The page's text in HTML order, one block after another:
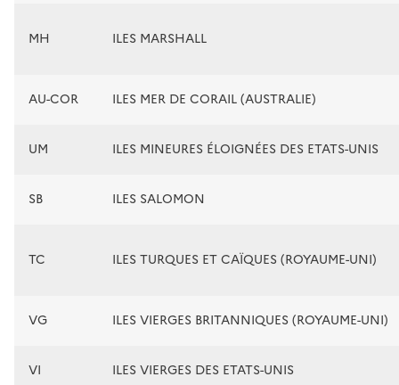
MH ILES MARSHALL
AU-COR ILES MER DE CORAIL (AUSTRALIE)
UM ILES MINEURES ÉLOIGNÉES DES ETATS-UNIS
SB ILES SALOMON
TC ILES TURQUES ET CAÏQUES (ROYAUME-UNI)
VG ILES VIERGES BRITANNIQUES (ROYAUME-UNI)
VI ILES VIERGES DES ETATS-UNIS